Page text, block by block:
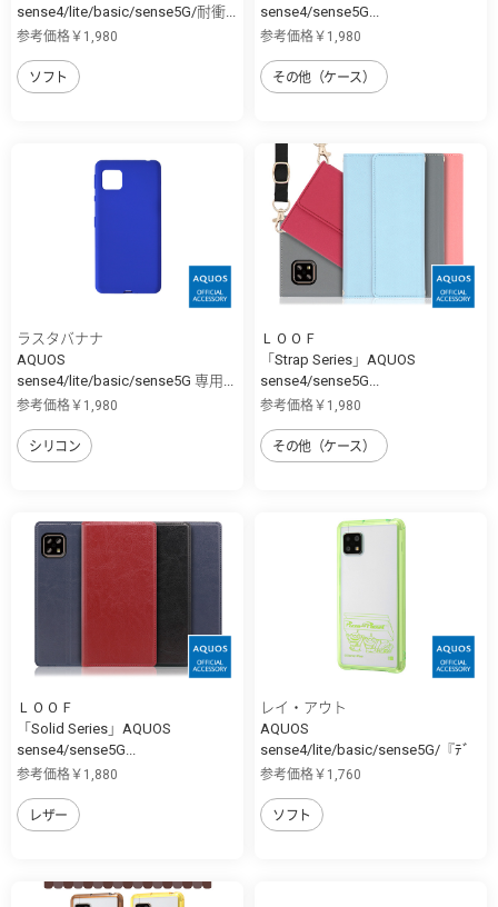
sense4/lite/basic/sense5G/耐衝...
参考価格￥1,980
ソフト
sense4/sense5G...
参考価格￥1,980
その他（ケース）
ラスタバナナ
AQUOS
sense4/lite/basic/sense5G 専用...
参考価格￥1,980
シリコン
ＬＯＯＦ
「Strap Series」AQUOS
sense4/sense5G...
参考価格￥1,980
その他（ケース）
ＬＯＯＦ
「Solid Series」AQUOS
sense4/sense5G...
参考価格￥1,880
レザー
レイ・アウト
AQUOS
sense4/lite/basic/sense5G/『ﾃﾞ
ｨ...
参考価格￥1,760
ソフト